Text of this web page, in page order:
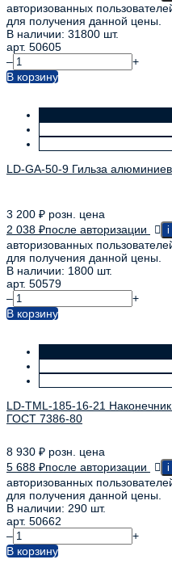
авторизованных
для получения данной цены.
В наличии: 31800 шт.
арт. 50605
–
+
В корзину
LD-GA-50-9 Гильза
3 200 ₽ розн. цена
2 038 ₽после авторизации i
авторизованных
для получения данной цены.
В наличии: 1800 шт.
арт. 50579
–
+
В корзину
LD-TML-185-16-21
ГОСТ 7386-80
8 930 ₽ розн. цена
5 688 ₽после авторизации i
авторизованных
для получения данной цены.
В наличии: 290 шт.
арт. 50662
–
+
В корзину